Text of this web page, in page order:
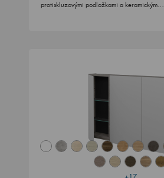
protiskluzovými podložkami a keramickým…